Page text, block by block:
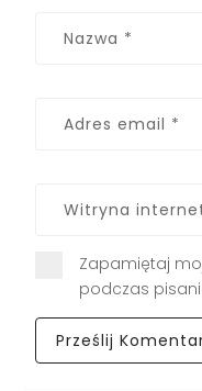
Zapamiętaj
podczas